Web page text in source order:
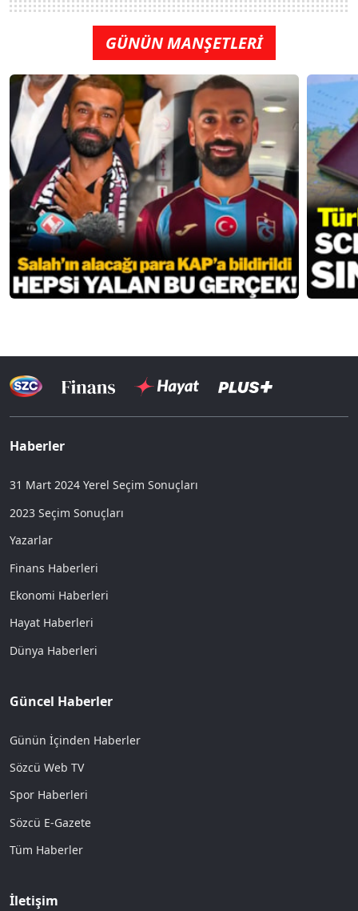
GÜNÜN MANŞETLERİ
Haberler
31 Mart 2024 Yerel Seçim Sonuçları
2023 Seçim Sonuçları
Yazarlar
Finans Haberleri
Ekonomi Haberleri
Hayat Haberleri
Dünya Haberleri
Güncel Haberler
Günün İçinden Haberler
Sözcü Web TV
Spor Haberleri
Sözcü E-Gazete
Tüm Haberler
İletişim